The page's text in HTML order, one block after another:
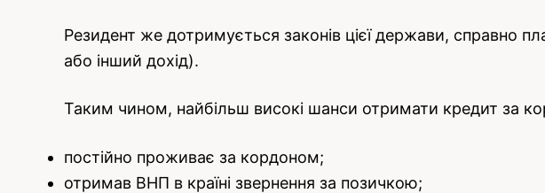
Резидент же дотримується законів цієї держави, справно
або інший дохід).
Таким чином, найбільш високі шанси отримати кредит за
постійно проживає за кордоном;
отримав ВНП в країні звернення за позичкою;